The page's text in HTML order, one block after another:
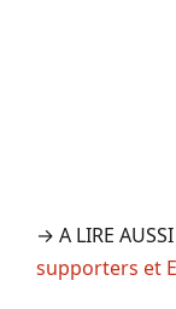
→ A LIRE
supporters et